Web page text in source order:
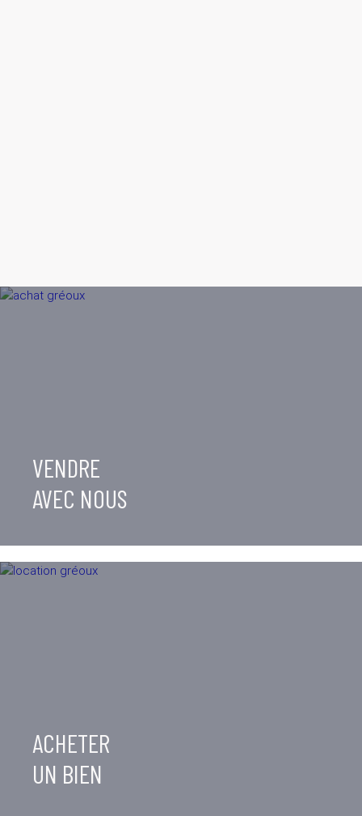
VENDRE
AVEC NOUS
ACHETER
UN BIEN